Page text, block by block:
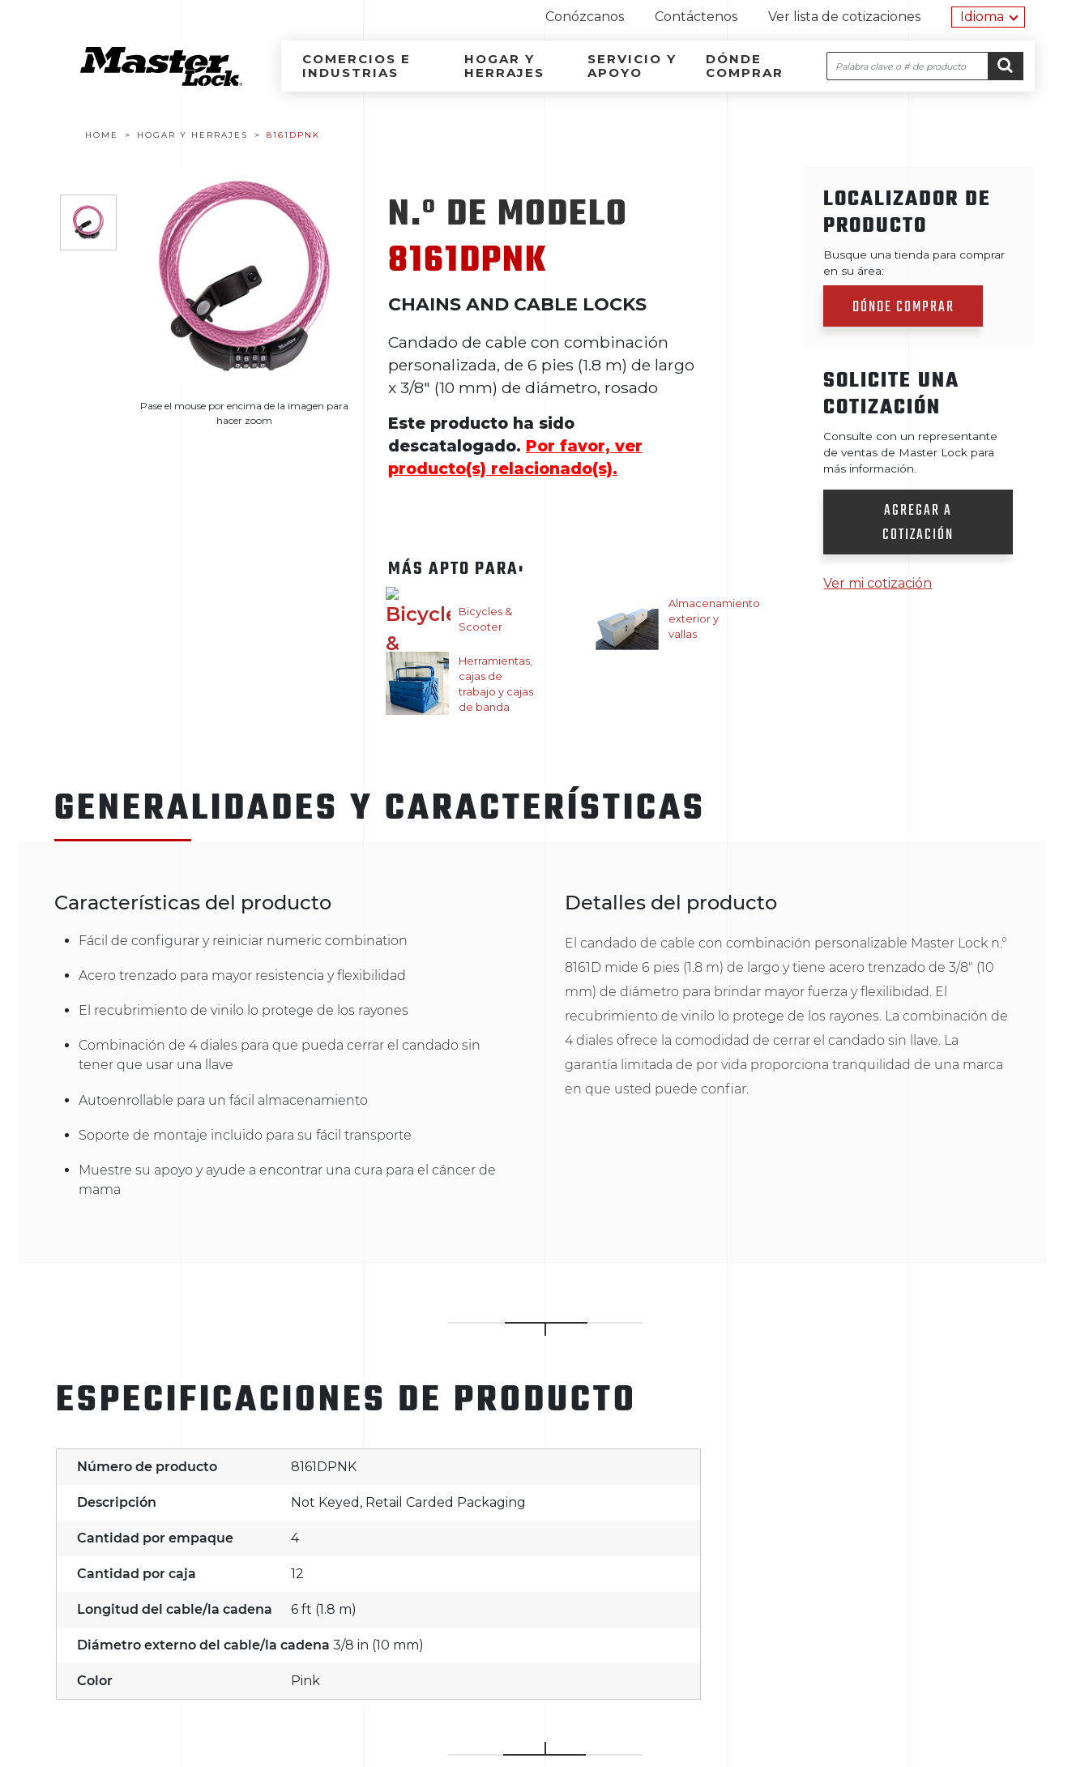
Ir al contenido
Conózcanos Contáctenos Ver lista de cotizaciones Idioma
Navegación por el sitio
Ir al contenido
COMERCIOS E
INDUSTRIAS
HOGAR Y
HERRAJES
SERVICIO Y
APOYO
DÓNDE
COMPRAR
Buscar
HOME HOGAR Y HERRAJES 8161DPNK
Pase el mouse por encima de la imagen para
hacer zoom
N.º DE MODELO
8161DPNK
CHAINS AND CABLE LOCKS
Candado de cable con combinación
personalizada, de 6 pies (1.8 m) de largo
x 3/8" (10 mm) de diámetro, rosado
Este producto ha sido
descatalogado. Por favor, ver
producto(s) relacionado(s).
MÁS APTO PARA:
Bicycles &
Scooter
Almacenamiento
exterior y
vallas
Herramientas,
cajas de
trabajo y cajas
de banda
LOCALIZADOR DE
PRODUCTO
Busque una tienda para comprar
en su área:
DÓNDE COMPRAR
SOLICITE UNA
COTIZACIÓN
Consulte con un representante
de ventas de Master Lock para
más información.
AGREGAR A
COTIZACIÓN
Ver mi cotización
GENERALIDADES Y CARACTERÍSTICAS
Características del producto
Fácil de configurar y reiniciar numeric combination
Acero trenzado para mayor resistencia y flexibilidad
El recubrimiento de vinilo lo protege de los rayones
Combinación de 4 diales para que pueda cerrar el candado sin
tener que usar una llave
Autoenrollable para un fácil almacenamiento
Soporte de montaje incluido para su fácil transporte
Muestre su apoyo y ayude a encontrar una cura para el cáncer de
mama
Detalles del producto
El candado de cable con combinación personalizable Master Lock n.°
8161D mide 6 pies (1.8 m) de largo y tiene acero trenzado de 3/8" (10
mm) de diámetro para brindar mayor fuerza y flexilibidad. El
recubrimiento de vinilo lo protege de los rayones. La combinación de
4 diales ofrece la comodidad de cerrar el candado sin llave. La
garantía limitada de por vida proporciona tranquilidad de una marca
en que usted puede confiar.
ESPECIFICACIONES DE PRODUCTO
Número de producto 8161DPNK
Descripción Not Keyed, Retail Carded Packaging
Cantidad por empaque 4
Cantidad por caja 12
Longitud del cable/la cadena 6 ft (1.8 m)
Diámetro externo del cable/la cadena 3/8 in (10 mm)
Color Pink